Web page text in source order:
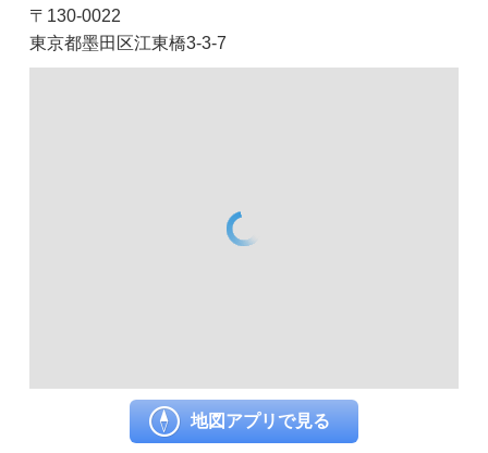
〒130-0022
東京都墨田区江東橋3-3-7
地図アプリで見る